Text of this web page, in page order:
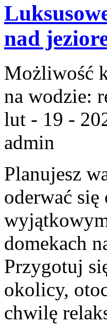
nad
Możliwość
na wodzie:
lut - 19 -
admin
Planujesz‌
oderwać‌
domekach
⁢Przygotuj
okolicy,
chwilę